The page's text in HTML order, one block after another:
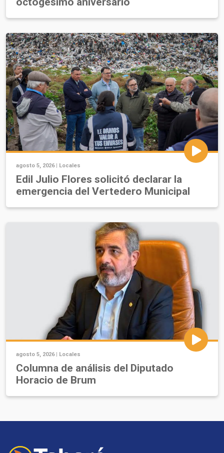
agosto 5, 2026 | Locales
Edil Julio Flores solicitó declarar la
emergencia del Vertedero Municipal
agosto 5, 2026 | Locales
Columna de análisis del Diputado
Horacio de Brum